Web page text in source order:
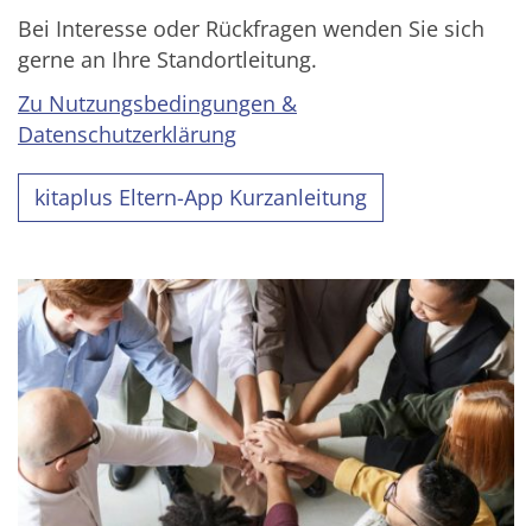
Bei Interesse oder Rückfragen wenden Sie sich
gerne an Ihre Standortleitung.
Zu Nutzungsbedingungen &
Datenschutzerklärung
kitaplus Eltern-App Kurzanleitung